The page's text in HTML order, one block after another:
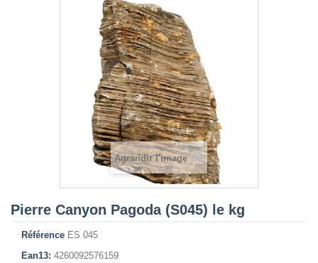
Agrandir l'image
Pierre Canyon Pagoda (S045) le kg
Référence ES 045
Ean13: 4260092576159